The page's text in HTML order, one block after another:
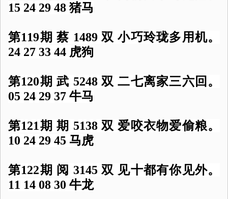
15 24 29 48 猪马
第119期 蔡 1489 双 小巧玲珑多用机。
24 27 33 44 虎狗
第120期 武 5248 双 二七离家三六回。
05 24 29 37 牛马
第121期 期 5138 双 爱咬衣物爱偷粮。
10 24 29 45 马虎
第122期 阅 3145 双 见十都有你见外。
11 14 08 30 牛龙